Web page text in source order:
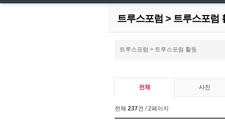
트루스포럼 > 트루스포럼
트루스포럼 > 트루스포럼 활동
전체 사진
전체 237건 / 2페이지